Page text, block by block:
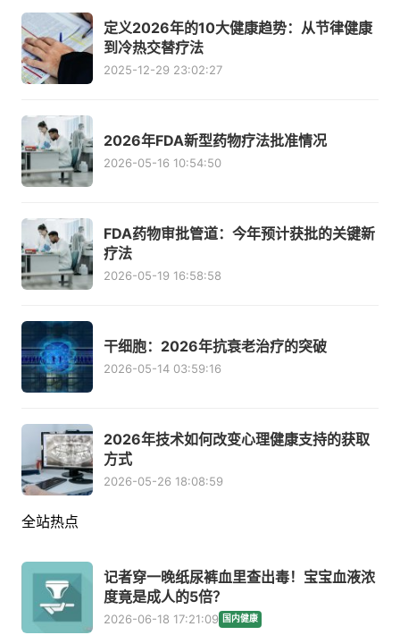
定义2026年的10大健康趋势：从节律健康
到冷热交替疗法
2025-12-29 23:02:27
2026年FDA新型药物疗法批准情况
2026-05-16 10:54:50
FDA药物审批管道：今年预计获批的关键新
疗法
2026-05-19 16:58:58
干细胞：2026年抗衰老治疗的突破
2026-05-14 03:59:16
2026年技术如何改变心理健康支持的获取
方式
2026-05-26 18:08:59
全站热点
记者穿一晚纸尿裤血里查出毒！宝宝血液浓
度竟是成人的5倍？
2026-06-18 17:21:09 国内健康